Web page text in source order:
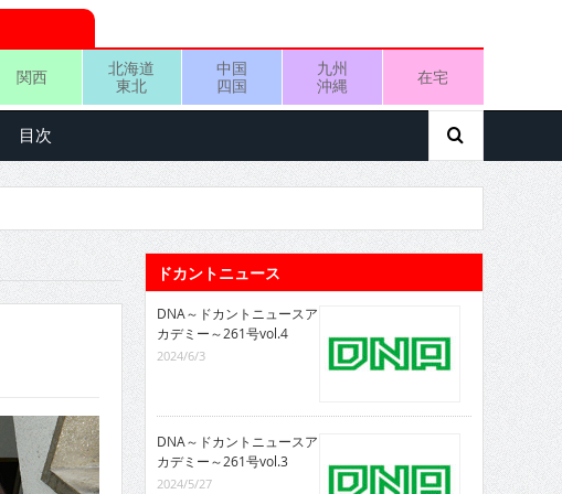
関西
北海道
東北
中国
四国
九州
沖縄
在宅
目次
ドカントニュース
DNA～ドカントニュースア
カデミー～261号vol.4
2024/6/3
DNA～ドカントニュースア
カデミー～261号vol.3
2024/5/27